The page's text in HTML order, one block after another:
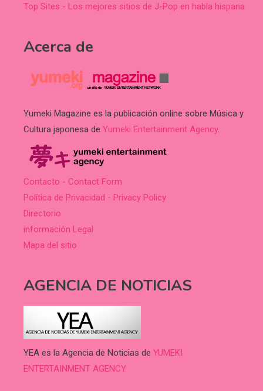
Top Sites - Los mejores sitios de J-Pop en habla hispana
Acerca de
Yumeki Magazine es la publicación online sobre Música y
Cultura japonesa de Yumeki Entertainment Agency.
Contacto - Contact Form
Política de Privacidad - Privacy Policy
Directorio
información Legal
Mapa del sitio
AGENCIA DE NOTICIAS
YEA es la Agencia de Noticias de YUMEKI
ENTERTAINMENT AGENCY.